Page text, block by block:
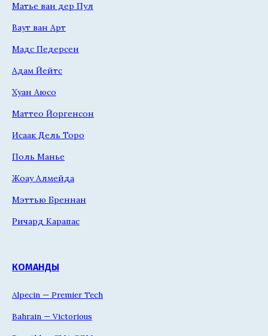
Матье ван дер Пул
Ваут ван Арт
Мадс Педерсен
Адам Йейтс
Хуан Аюсо
Маттео Йоргенсон
Исаак Дель Торо
Поль Манье
Жоау Алмейда
Мэттью Бреннан
Ричард Карапас
КОМАНДЫ
Alpecin — Premier Tech
Bahrain — Victorious